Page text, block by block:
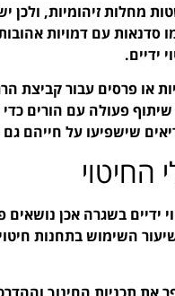
מחלות זיהומיות,
סדנאות עם דמויות
ידיים.
או פרסים עבור קביצת
פעולה עם הורים
שישפיעו על חייהם
החיטוי
בשגרה אכן נושאים
השימוש בתחנות